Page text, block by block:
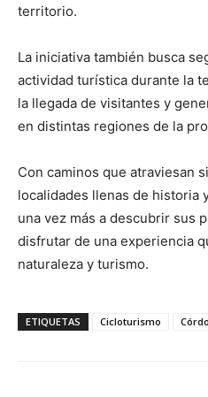
territorio.
La iniciativa también busca
actividad turística durante la
la llegada de visitantes y
en distintas regiones de la
Con caminos que atraviesan
localidades llenas de historia
una vez más a descubrir sus
disfrutar de una experiencia
naturaleza y turismo.
ETIQUETAS Cicloturismo